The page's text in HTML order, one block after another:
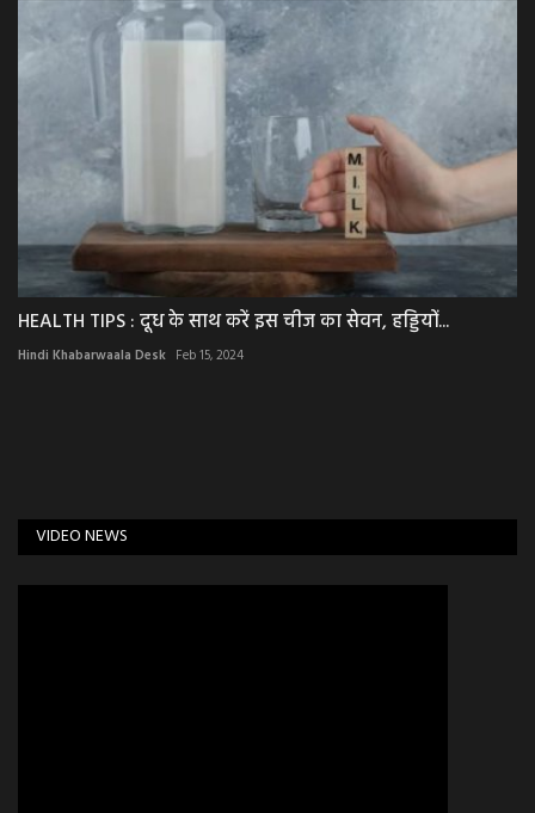
HEALTH TIPS : दूध के साथ करें इस चीज का सेवन, हड्डियों...
Hindi Khabarwaala Desk Feb 15, 2024
VIDEO NEWS